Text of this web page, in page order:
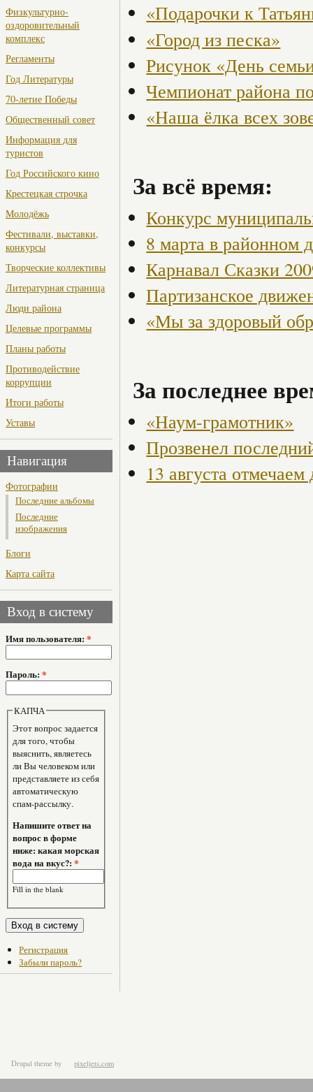
Физкультурно-
оздоровительный
комплекс
Регламенты
Год Литературы
70-летие Победы
Общественный совет
Информация для
туристов
Год Российского кино
Крестецкая строчка
Молодёжь
Фестивали, выставки,
конкурсы
Творческие коллективы
Литературная страница
Люди района
Целевые программы
Планы работы
Противодействие
коррупции
Итоги работы
Уставы
Навигация
Фотографии
Последние альбомы
Последние
изображения
Блоги
Карта сайта
Вход в систему
Имя пользователя: *
Пароль: *
КАПЧА
Этот вопрос задается
для того, чтобы
выяснить, являетесь
ли Вы человеком или
представляете из себя
автоматическую
спам-рассылку.
Напишите ответ на
вопрос в форме
ниже: какая морская
вода на вкус?:*
Fill in the blank
Регистрация
Забыли пароль?
«Подарочки к
«Город из песка»
Рисунок «День
Чемпионат района
«Наша ёлка всех
За всё время:
Конкурс
8 марта в районном
Карнавал Сказки
Партизанское
«Мы за здоровый
За последнее
«Наум-грамотник»
Прозвенел
13 августа
Drupal theme by pixeljets.com